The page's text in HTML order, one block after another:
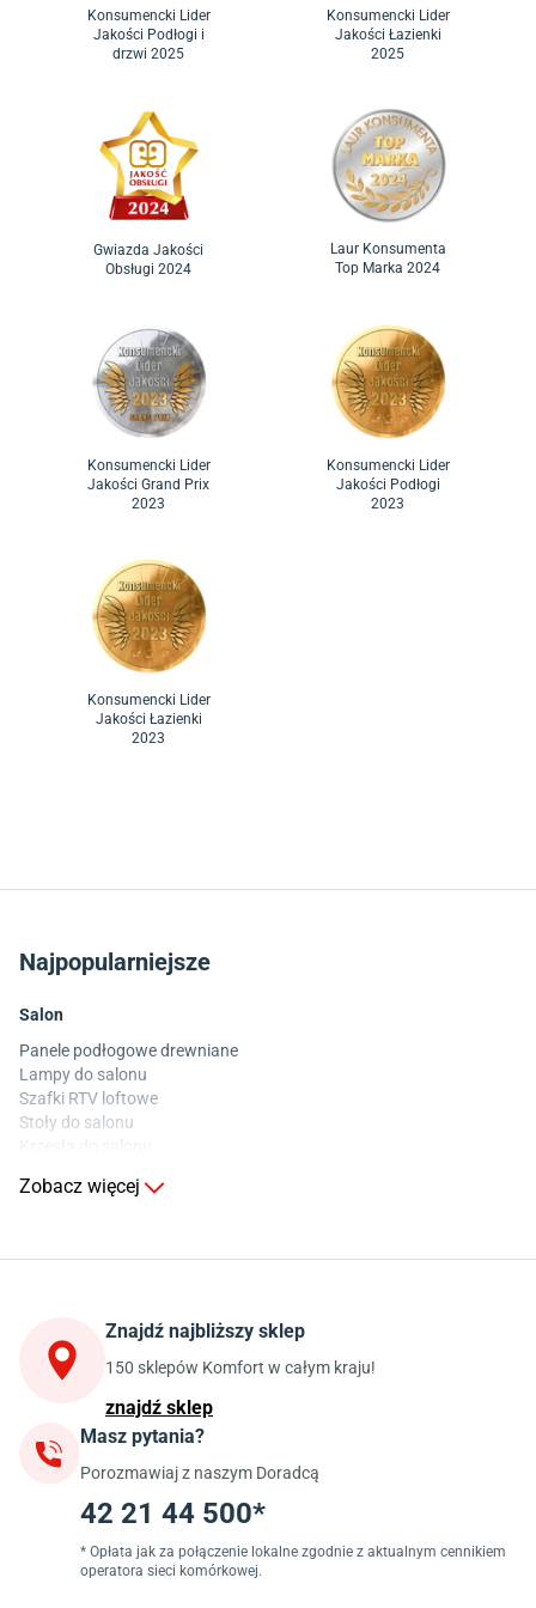
Konsumencki Lider
Jakości Podłogi i
drzwi 2025
Konsumencki Lider
Jakości Łazienki
2025
Gwiazda Jakości
Obsługi 2024
Laur Konsumenta
Top Marka 2024
Konsumencki Lider
Jakości Grand Prix
2023
Konsumencki Lider
Jakości Podłogi
2023
Konsumencki Lider
Jakości Łazienki
2023
Najpopularniejsze
Salon
Panele podłogowe drewniane
Lampy do salonu
Szafki RTV loftowe
Stoły do salonu
Stoły do kuchni
Szafki kuchenne wiszące (górne)
Szafki pod zlewozmywak
Blaty kuchenne laminowane
Jadalnia
Stoły do jadalni
Krzesła do jadalni
Dywany szare
Lampy w stylu loftowym
Lampy wiszące do jadalni
Zobacz więcej
Znajdź najbliższy sklep
150 sklepów Komfort w całym kraju!
znajdź sklep
Masz pytania?
Porozmawiaj z naszym Doradcą
42 21 44 500*
* Opłata jak za połączenie lokalne zgodnie z aktualnym cennikiem
operatora sieci komórkowej.